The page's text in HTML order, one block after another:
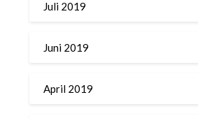
Juli 2019
Juni 2019
April 2019